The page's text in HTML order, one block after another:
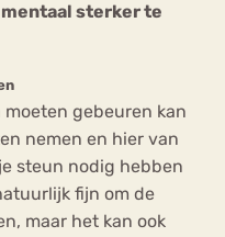
sterker te
gebeuren kan
nemen en hier van
steun nodig hebben
fijn om de
maar het kan ook